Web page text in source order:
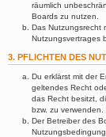
räumlich
Boards zu nutzen.
Das Nutzungsrecht
Nutzungsvertrages
3. PFLICHTEN DES
Du erklärst mit der
geltendes Recht
das Recht besitzt,
bzw. zu verwenden.
Der Betreiber des